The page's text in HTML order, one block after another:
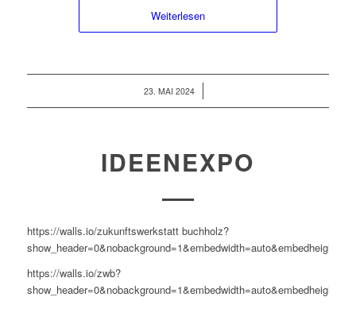
Weiterlesen
23. MAI 2024
/
IDEENEXPO
https://walls.io/zukunftswerkstatt buchholz?
https://walls.io/zwb?